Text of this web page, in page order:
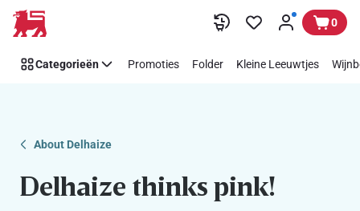
Overslaan
Makkelijk
Think
steunen
0
Categorieën Promoties Folder Kleine Leeuwtjes
About Delhaize
Delhaize thinks pink!